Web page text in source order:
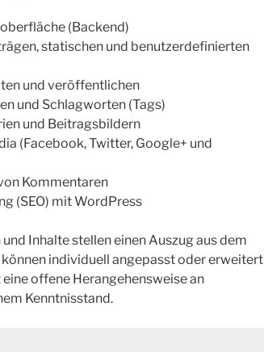
(Backend)
statischen und benutzerdefinierten
und veröffentlichen
und Schlagworten (Tags)
und Beitragsbildern
(Facebook, Twitter, Google+ und
Kommentaren
(SEO) mit WordPress
Inhalte stellen einen Auszug aus dem
individuell angepasst oder erweitert
offene Herangehensweise an
Kenntnisstand.